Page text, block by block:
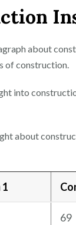
about
of construction.
into
about
69